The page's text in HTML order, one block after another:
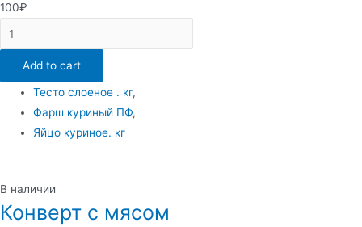
100₽
Люля
в
слойке
quantity
Add to cart
Тесто слоеное . кг,
Фарш куриный ПФ,
Яйцо куриное. кг
В наличии
Конверт с мясом